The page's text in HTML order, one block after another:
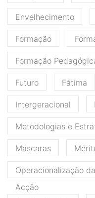
Envelhecimento
Formação
Formação
Futuro Fátima
Intergeracional
Metodologias e
Máscaras
Operacionalização
Acção